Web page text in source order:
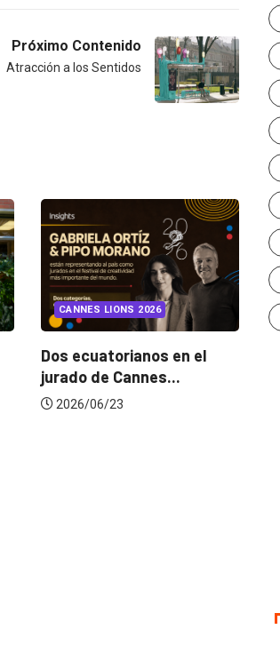
Próximo Contenido
Atracción a los Sentidos
el
INSIGHTS UNCATEGORIZED
¿Cambiar de agencia
mejora una marca? La...
2026/07/22